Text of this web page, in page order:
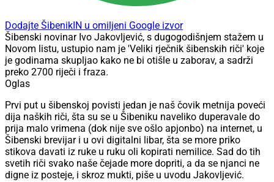
Dodajte ŠibenikIN u omiljeni Google izvor
Šibenski novinar Ivo Jakovljević, s dugogodišnjem stažem u
Novom listu, ustupio nam je 'Veliki rječnik šibenskih riči' koje
je godinama skupljao kako ne bi otišle u zaborav, a sadrži
preko 2700 riječi i fraza.
Oglas
Prvi put u šibenskoj povisti jedan je naš čovik metnija poveći
dija naških riči, šta su se u Šibeniku naveliko duperavale do
prija malo vrimena (dok nije sve ošlo apjonbo) na internet, u
Šibenski brevijar i u ovi digitalni libar, šta se more priko
stikova davati iz ruke u ruku oli kopirati nemilice. Sad do tih
svetih riči svako naše čejade more dopriti, a da se njanci ne
digne iz posteje, i skroz mukti, piše u uvodu Jakovljević.